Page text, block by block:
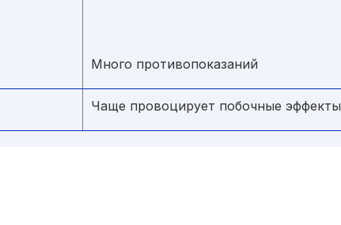
Много противопоказаний
Чаще провоцирует побочные эффекты